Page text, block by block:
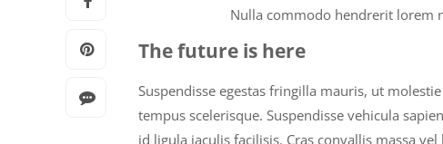
Nulla commodo hendrerit lorem
The future is here
Suspendisse egestas fringilla mauris, ut
tempus scelerisque. Suspendisse vehicula
id ligula iaculis facilisis. Cras convallis massa